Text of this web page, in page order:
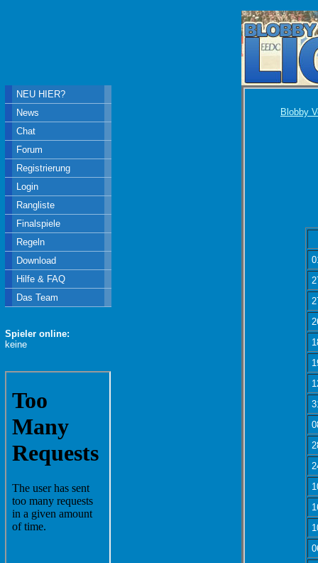
Blobby
NEU HIER?
News
Chat
Forum
Registrierung
Login
Rangliste
Finalspiele
Regeln
Download
Hilfe & FAQ
Das Team
Spieler online:
keine